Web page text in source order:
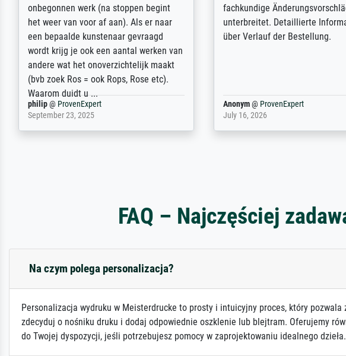
eine Überraschung für die normannische
Ehefrau sein zum Hochzeits- gleichzeitig
auch Geburtstag sein) doch nach zu
Hause zugestellt wurde.
Jürgen@ProvenExpert
April 22, 2026
the item itself exceeds
am based in the UK and found
searching for a specific print - I
SJL@ProvenExpert
December 2, 2025
FAQ – Najczęściej
Na czym polega personalizacja?
Personalizacja wydruku w Meisterdrucke to prosty i intuicyjny proces, który pozwala
zdecyduj o nośniku druku i dodaj odpowiednie oszklenie lub blejtram. Oferujemy
do Twojej dyspozycji, jeśli potrzebujesz pomocy w zaprojektowaniu idealnego dzieła.